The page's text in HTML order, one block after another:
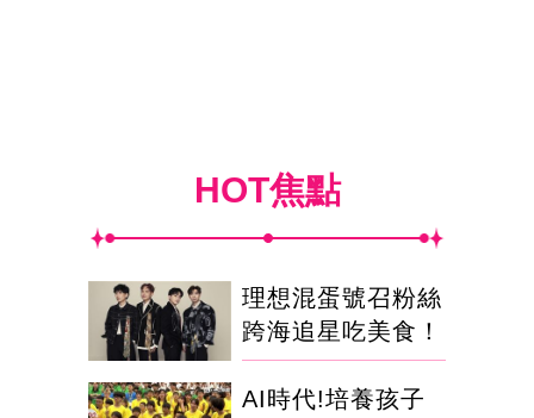
HOT焦點
理想混蛋號召粉絲
跨海追星吃美食！
AI時代!培養孩子